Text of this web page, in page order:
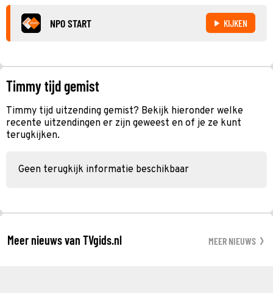
NPO START KIJKEN
Timmy tijd gemist
Timmy tijd uitzending gemist? Bekijk hieronder welke
recente uitzendingen er zijn geweest en of je ze kunt
terugkijken.
Geen terugkijk informatie beschikbaar
Meer nieuws van TVgids.nl MEER NIEUWS